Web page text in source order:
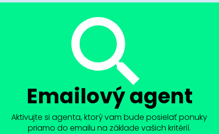
Emailový agent
Aktivujte si agenta, ktorý vam bude posielať ponuky
priamo do emailu na základe vašich kritérií.